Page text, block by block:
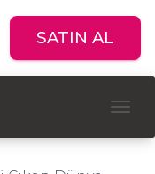
SATIN AL